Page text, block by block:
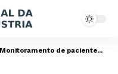
Monitoramento de pacientes com transtorno de ansiedade de separação: explorando novas tecnologias, com Nathalia Belletato